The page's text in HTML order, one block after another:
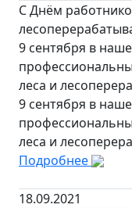
С Днём
9 сентября в
леса и
9 сентября в
леса и
Подробнее
18.09.2021